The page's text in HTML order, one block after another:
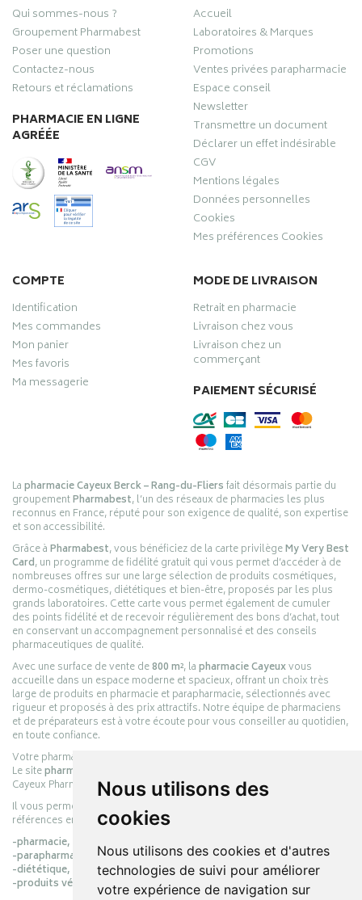
Nous utilisons des
cookies
Nous utilisons des cookies et d'autres
technologies de suivi pour améliorer
votre expérience de navigation sur
Qui sommes-nous ?
Groupement Pharmabest
Poser une question
Contactez-nous
Retours et réclamations
PHARMACIE EN LIGNE
AGRÉÉE
Accueil
Laboratoires & Marques
Promotions
Ventes privées parapharmacie
Espace conseil
Newsletter
Transmettre un document
Déclarer un effet indésirable
CGV
Mentions légales
Données personnelles
Cookies
Mes préférences Cookies
COMPTE
Identification
Mes commandes
Mon panier
Mes favoris
Ma messagerie
MODE DE LIVRAISON
Retrait en pharmacie
Livraison chez vous
Livraison chez un
commerçant
PAIEMENT SÉCURISÉ
Lapharmacie Cayeux Berck – Rang-du-Fliersfait désormais partie du
groupementPharmabest, l’un des réseaux de pharmacies les plus
reconnus en France, réputé pour son exigence de qualité, son expertise
et son accessibilité.
Grâce àPharmabest, vous bénéficiez de la carte privilègeMy Very Best
Card, un programme de fidélité gratuit qui vous permet d’accéder à de
nombreuses offres sur une large sélection de produits cosmétiques,
dermo-cosmétiques, diététiques et bien-être, proposés par les plus
grands laboratoires. Cette carte vous permet également de cumuler
des points fidélité et de recevoir régulièrement des bons d’achat, tout
en conservant un accompagnement personnalisé et des conseils
pharmaceutiques de qualité.
Avec une surface de vente de800 m², lapharmacie Cayeuxvous
accueille dans un espace moderne et spacieux, offrant un choix très
large de produits en pharmacie et parapharmacie, sélectionnés avec
rigueur et proposés à des prix attractifs. Notre équipe de pharmaciens
et de préparateurs est à votre écoute pour vous conseiller au quotidien,
en toute confiance.
Votre pharmacie en ligne :
Le sitepharmacie-cayeux.fr
Cayeux Pharmabest Berck-sur-Mer – Rang-du-Fliers.
Il vous permet de réaliser vos achats en ligne parmi des milliers de
références en :
-pharmacie,
-parapharmacie,
-diététique,
-produits vétérinaires.